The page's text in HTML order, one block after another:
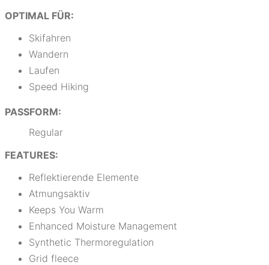
OPTIMAL FÜR:
Skifahren
Wandern
Laufen
Speed Hiking
PASSFORM:
Regular
FEATURES:
Reflektierende Elemente
Atmungsaktiv
Keeps You Warm
Enhanced Moisture Management
Synthetic Thermoregulation
Grid fleece